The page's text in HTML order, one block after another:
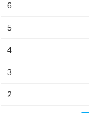
6
5
4
3
2